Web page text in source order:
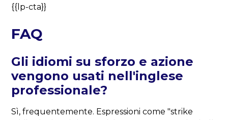
{{lp-cta}}
FAQ
Gli idiomi su sforzo e azione
vengono usati nell'inglese
professionale?
Sì, frequentemente. Espressioni come "strike